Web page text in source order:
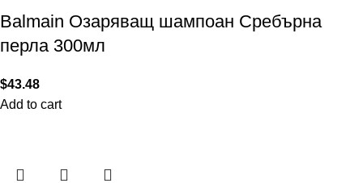
Balmain Озаряващ шампоан Сребърна
перла 300мл
$43.48
Add to cart